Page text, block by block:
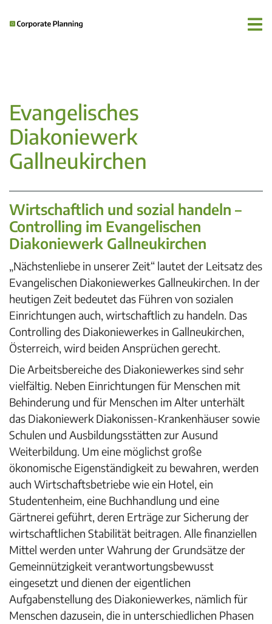
Evangelisches
Diakoniewerk
Gallneukirchen
Wirtschaftlich und sozial handeln –
Controlling im Evangelischen
Diakoniewerk Gallneukirchen
„Nächstenliebe in unserer Zeit“ lautet der Leitsatz des
Evangelischen Diakoniewerkes Gallneukirchen. In der
heutigen Zeit bedeutet das Führen von sozialen
Einrichtungen auch, wirtschaftlich zu handeln. Das
Controlling des Diakoniewerkes in Gallneukirchen,
Österreich, wird beiden Ansprüchen gerecht.
Die Arbeitsbereiche des Diakoniewerkes sind sehr
vielfältig. Neben Einrichtungen für Menschen mit
Behinderung und für Menschen im Alter unterhält
das Diakoniewerk Diakonissen-Krankenhäuser sowie
Schulen und Ausbildungsstätten zur Ausund
Weiterbildung. Um eine möglichst große
ökonomische Eigenständigkeit zu bewahren, werden
auch Wirtschaftsbetriebe wie ein Hotel, ein
Studentenheim, eine Buchhandlung und eine
Gärtnerei geführt, deren Erträge zur Sicherung der
wirtschaftlichen Stabilität beitragen. Alle finanziellen
Mittel werden unter Wahrung der Grundsätze der
Gemeinnützigkeit verantwortungsbewusst
eingesetzt und dienen der eigentlichen
Aufgabenstellung des Diakoniewerkes, nämlich für
Menschen dazusein, die in unterschiedlichen Phasen